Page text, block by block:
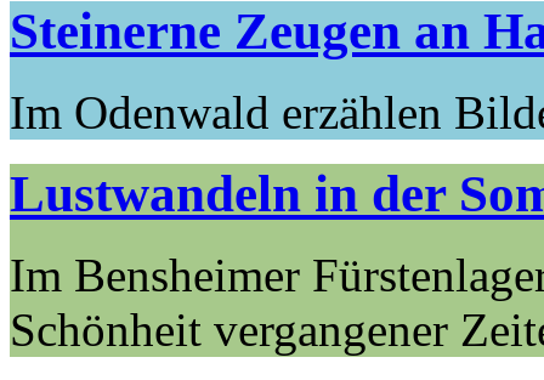
Steinerne Zeugen an
Im Odenwald erzählen
Lustwandeln in der
Im Bensheimer
Schönheit vergangener